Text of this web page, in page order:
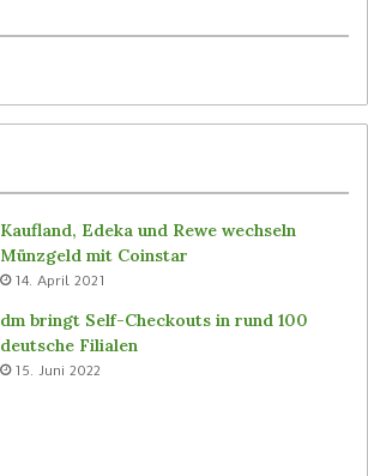
Kaufland, Edeka und Rewe wechseln
Münzgeld mit Coinstar
14. April 2021
dm bringt Self-Checkouts in rund 100
deutsche Filialen
15. Juni 2022